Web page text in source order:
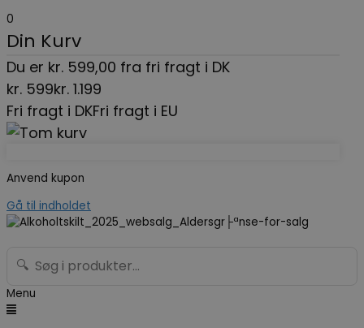
0
Din Kurv
Du er kr. 599,00 fra fri fragt i DK
kr. 599kr. 1.199
Fri fragt i DKFri fragt i EU
Anvend kupon
Gå til indholdet
🔍
Menu